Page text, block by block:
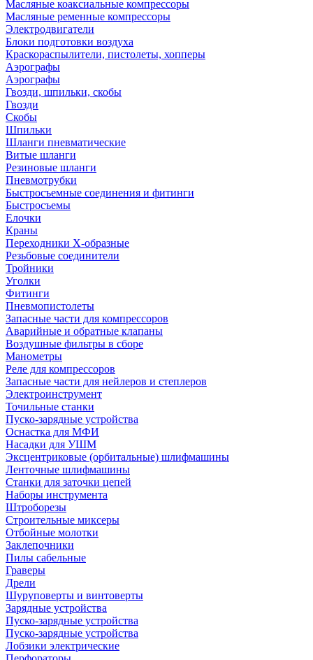
Масляные коаксиальные компрессоры
Масляные ременные компрессоры
Электродвигатели
Блоки подготовки воздуха
Краскораспылители, пистолеты, хопперы
Аэрографы
Аэрографы
Гвозди, шпильки, скобы
Гвозди
Скобы
Шпильки
Шланги пневматические
Витые шланги
Резиновые шланги
Пневмотрубки
Быстросъемные соединения и фитинги
Быстросъемы
Елочки
Краны
Переходники Х-образные
Резьбовые соединители
Тройники
Уголки
Фитинги
Пневмопистолеты
Запасные части для компрессоров
Аварийные и обратные клапаны
Воздушные фильтры в сборе
Манометры
Реле для компрессоров
Запасные части для нейлеров и степлеров
Электроинструмент
Точильные станки
Пуско-зарядные устройства
Оснастка для МФИ
Насадки для УШМ
Эксцентриковые (орбитальные) шлифмашины
Ленточные шлифмашины
Станки для заточки цепей
Наборы инструмента
Штроборезы
Строительные миксеры
Отбойные молотки
Заклепочники
Пилы сабельные
Граверы
Дрели
Шуруповерты и винтоверты
Зарядные устройства
Пуско-зарядные устройства
Пуско-зарядные устройства
Лобзики электрические